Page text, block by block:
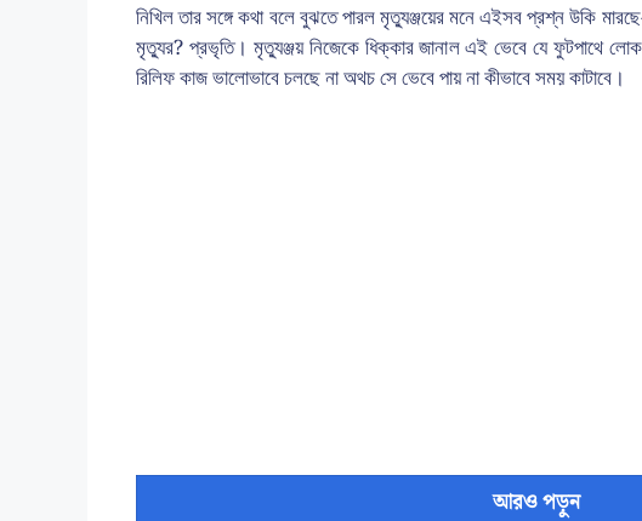
নিখিল তার সঙ্গে কথা বলে বুঝতে পারল মৃত্যুঞ্জয়ের মনে এইসব প্রশ্ন উকি
মৃত্যুর? প্রভৃতি। মৃত্যুঞ্জয় নিজেকে ধিক্কার জানাল এই ভেবে যে ফুটপাথে লোক
রিলিফ কাজ ভালোভাবে চলছে না অথচ সে ভেবে পায় না কীভাবে সময় কাটাবে।
আরও পড়ুন